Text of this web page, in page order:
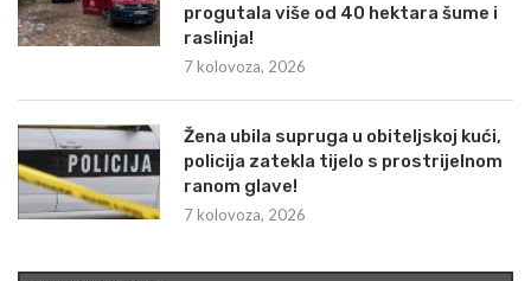
progutala više od 40 hektara šume i
raslinja!
7 kolovoza, 2026
Žena ubila supruga u obiteljskoj kući,
policija zatekla tijelo s prostrijelnom
ranom glave!
7 kolovoza, 2026